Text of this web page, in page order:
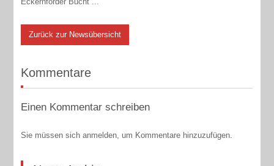
Zurück zur Newsübersicht
Kommentare
Einen Kommentar schreiben
Sie müssen sich anmelden, um Kommentare hinzuzufügen.